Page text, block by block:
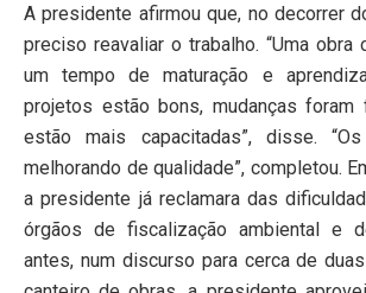
A presidente afirmou que, no decorrer
preciso reavaliar o trabalho. “Uma obra
um tempo de maturação e
projetos estão bons, mudanças foram
estão mais capacitadas”, disse.
melhorando de qualidade”, completou.
a presidente já reclamara das
órgãos de fiscalização ambiental e
antes, num discurso para cerca de